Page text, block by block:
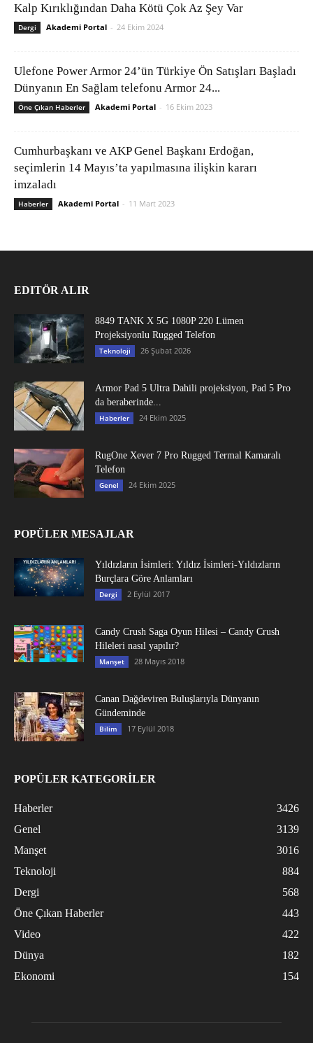
Kalp Kırıklığından Daha Kötü Çok Az Şey Var
Dergi Akademi Portal - 24 Ekim 2024
Ulefone Power Armor 24’ün Türkiye Ön Satışları Başladı
Dünyanın En Sağlam telefonu Armor 24...
Öne Çıkan Haberler Akademi Portal - 16 Ekim 2023
Cumhurbaşkanı ve AKP Genel Başkanı Erdoğan,
seçimlerin 14 Mayıs’ta yapılmasına ilişkin kararı
imzaladı
Haberler Akademi Portal - 11 Mart 2023
EDITÖR ALIR
8849 TANK X 5G 1080P 220 Lümen
Projeksiyonlu Rugged Telefon
Teknoloji 26 Şubat 2026
Armor Pad 5 Ultra Dahili projeksiyon, Pad 5 Pro
da beraberinde...
Haberler 24 Ekim 2025
RugOne Xever 7 Pro Rugged Termal Kamaralı
Telefon
Genel 24 Ekim 2025
POPÜLER MESAJLAR
Yıldızların İsimleri: Yıldız İsimleri-Yıldızların
Burçlara Göre Anlamları
Dergi 2 Eylül 2017
Candy Crush Saga Oyun Hilesi – Candy Crush
Hileleri nasıl yapılır?
Manşet 28 Mayıs 2018
Canan Dağdeviren Buluşlarıyla Dünyanın
Gündeminde
Bilim 17 Eylül 2018
POPÜLER KATEGORİLER
Haberler
3426
Genel
3139
Manşet
3016
Teknoloji
884
Dergi
568
Öne Çıkan Haberler
443
Video
422
Dünya
182
Ekonomi
154